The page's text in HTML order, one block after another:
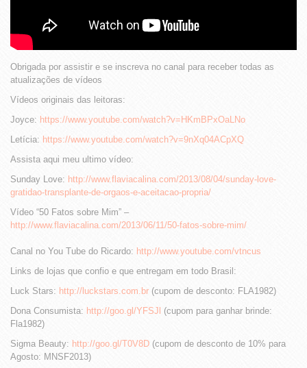
Obrigada por assistir e se inscreva no canal para receber todas as
atualizações de vídeos
Vídeos originais das leitoras:
Joyce: https://www.youtube.com/watch?v=HKmBPxOaLNo
Letícia: https://www.youtube.com/watch?v=9nXq04ACpXQ
Assista aqui meu ultimo vídeo:
Sunday Love: http://www.flaviacalina.com/2013/08/04/sunday-love-
gratidao-transplante-de-orgaos-e-aceitacao-propria/
Vídeo “50 Fatos sobre Mim” –
http://www.flaviacalina.com/2013/06/11/50-fatos-sobre-mim/
Canal no You Tube do Ricardo: http://www.youtube.com/vtncus
Links de lojas que confio e que entregam em todo Brasil:
Luck Stars: http://luckstars.com.br (cupom de desconto: FLA1982)
Dona Consumista: http://goo.gl/YFSJl (cupom para ganhar brinde:
Fla1982)
Sigma Beauty: http://goo.gl/T0V8D (cupom de desconto de 10% para
Agosto: MNSF2013)